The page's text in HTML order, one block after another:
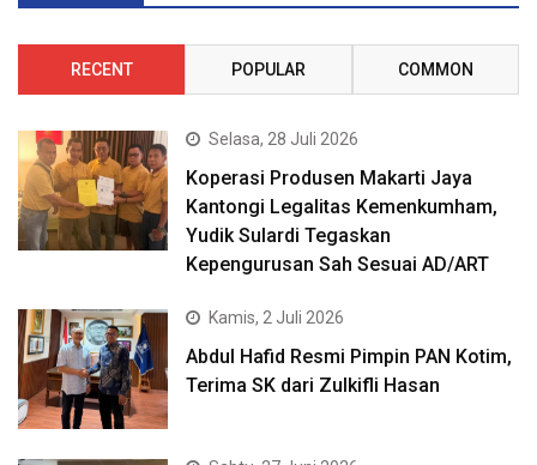
RECENT POPULAR COMMON
Selasa, 28 Juli 2026
Koperasi Produsen Makarti Jaya
Kantongi Legalitas Kemenkumham,
Yudik Sulardi Tegaskan
Kepengurusan Sah Sesuai AD/ART
Kamis, 2 Juli 2026
Abdul Hafid Resmi Pimpin PAN Kotim,
Terima SK dari Zulkifli Hasan